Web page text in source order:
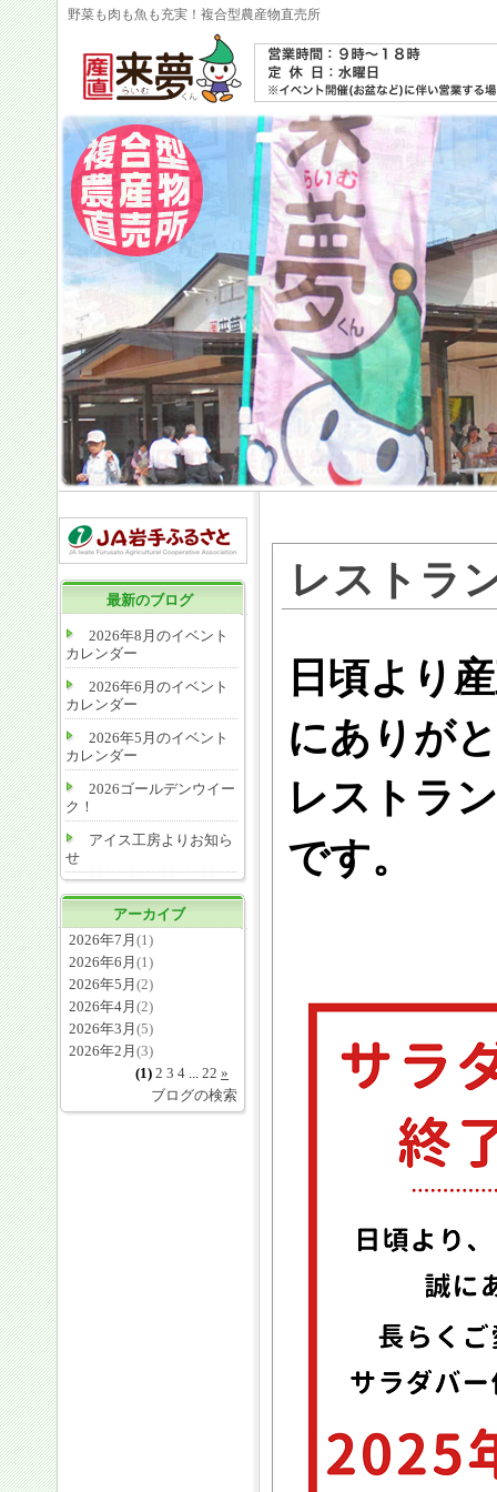
野菜も肉も魚も充実！複合型農産物直売所
最新のブログ
2026年8月のイベント
カレンダー
2026年6月のイベント
カレンダー
2026年5月のイベント
カレンダー
2026ゴールデンウイー
ク！
アイス工房よりお知ら
せ
アーカイブ
2026年7月 (1)
2026年6月 (1)
2026年5月 (2)
2026年4月 (2)
2026年3月 (5)
2026年2月 (3)
(1) 2 3 4 ... 22 »
ブログの検索
レストラ
日頃より
にありが
レストラ
です。